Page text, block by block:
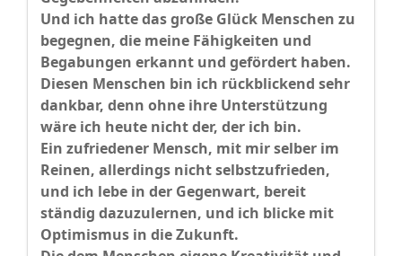
Und ich hatte das große Glück Menschen zu
begegnen, die meine Fähigkeiten und
Begabungen erkannt und gefördert haben.
Diesen Menschen bin ich rückblickend sehr
dankbar, denn ohne ihre Unterstützung
wäre ich heute nicht der, der ich bin.
Ein zufriedener Mensch, mit mir selber im
Reinen, allerdings nicht selbstzufrieden,
und ich lebe in der Gegenwart, bereit
ständig dazuzulernen, und ich blicke mit
Optimismus in die Zukunft.